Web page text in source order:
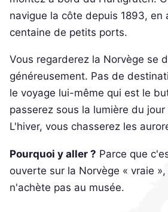
navigue la côte depuis 1893, en
centaine de petits ports.
Vous regarderez la Norvège se
généreusement. Pas de
le voyage lui-même qui est le
passerez sous la lumière du
L'hiver, vous chasserez les
Pourquoi y aller ? Parce que
ouverte sur la Norvège « vraie
n'achète pas au musée.